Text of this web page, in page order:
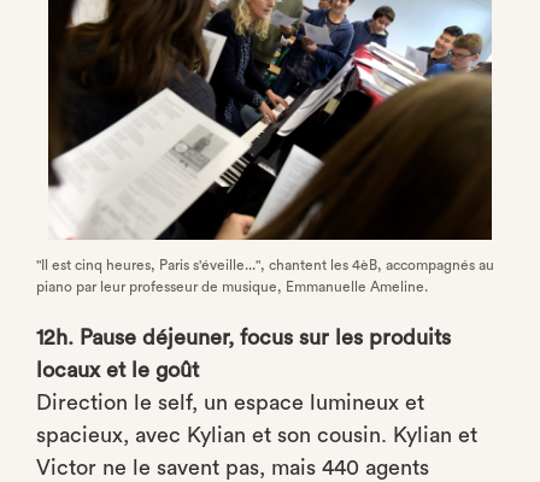
"Il est cinq heures, Paris s'éveille...", chantent les 4èB, accompagnés au
piano par leur professeur de musique, Emmanuelle Ameline.
12h. Pause déjeuner, focus sur les produits
locaux et le goût
Direction le self, un espace lumineux et
spacieux, avec Kylian et son cousin. Kylian et
Victor ne le savent pas, mais 440 agents